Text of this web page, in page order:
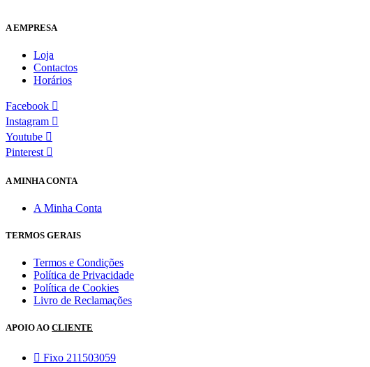
A EMPRESA
Loja
Contactos
Horários
Facebook
Instagram
Youtube
Pinterest
A MINHA CONTA
A Minha Conta
TERMOS GERAIS
Termos e Condições
Política de Privacidade
Política de Cookies
Livro de Reclamações
APOIO AO CLIENTE
Fixo 211503059